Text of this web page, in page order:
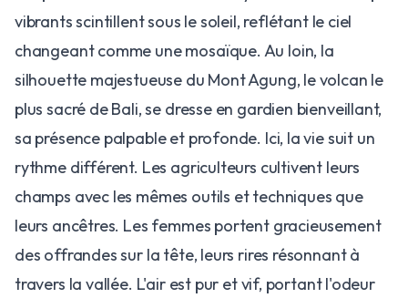
vibrants scintillent sous le soleil, reflétant le ciel
changeant comme une mosaïque. Au loin, la
silhouette majestueuse du Mont Agung, le volcan le
plus sacré de Bali, se dresse en gardien bienveillant,
sa présence palpable et profonde. Ici, la vie suit un
rythme différent. Les agriculteurs cultivent leurs
champs avec les mêmes outils et techniques que
leurs ancêtres. Les femmes portent gracieusement
des offrandes sur la tête, leurs rires résonnant à
travers la vallée. L'air est pur et vif, portant l'odeur